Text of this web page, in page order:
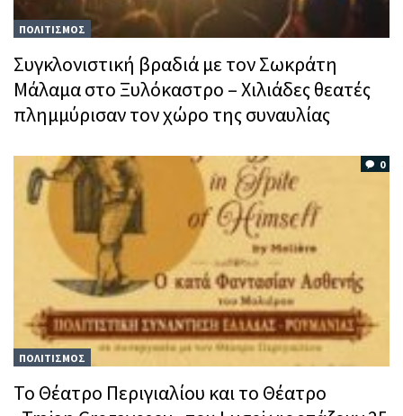
ΠΟΛΙΤΙΣΜΟΣ
Συγκλονιστική βραδιά με τον Σωκράτη
Μάλαμα στο Ξυλόκαστρο – Χιλιάδες θεατές
πλημμύρισαν τον χώρο της συναυλίας
0
ΠΟΛΙΤΙΣΜΟΣ
Το Θέατρο Περιγιαλίου και το Θέατρο